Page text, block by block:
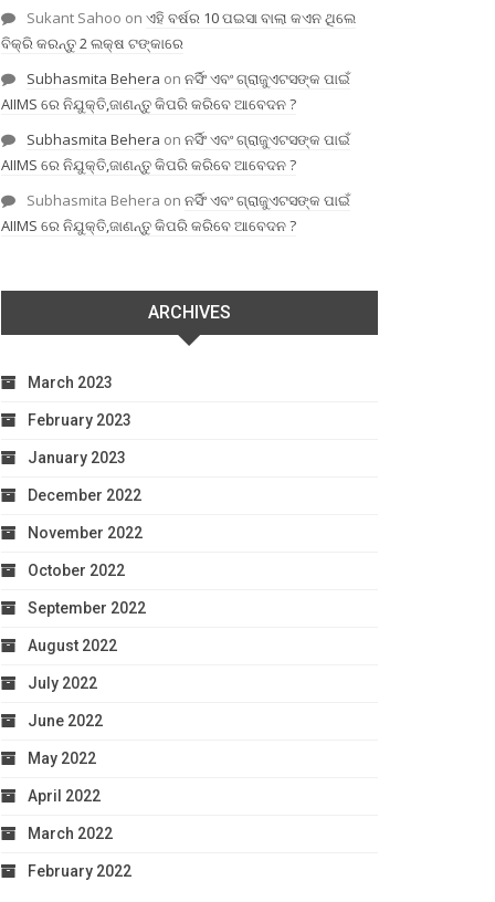
Sukant Sahoo on ଏହି ବର୍ଷର 10 ପଇସା ବାଲା କଏନ ଥିଲେ
ବିକ୍ରି କରନ୍ତୁ 2 ଲକ୍ଷ ଟଙ୍କାରେ
Subhasmita Behera on ନର୍ସିଂ ଏବଂ ଗ୍ରାଜୁଏଟସଙ୍କ ପାଇଁ
AIIMS ରେ ନିଯୁକ୍ତି,ଜାଣନ୍ତୁ କିପରି କରିବେ ଆବେଦନ ?
Subhasmita Behera on ନର୍ସିଂ ଏବଂ ଗ୍ରାଜୁଏଟସଙ୍କ ପାଇଁ
AIIMS ରେ ନିଯୁକ୍ତି,ଜାଣନ୍ତୁ କିପରି କରିବେ ଆବେଦନ ?
Subhasmita Behera on ନର୍ସିଂ ଏବଂ ଗ୍ରାଜୁଏଟସଙ୍କ ପାଇଁ
AIIMS ରେ ନିଯୁକ୍ତି,ଜାଣନ୍ତୁ କିପରି କରିବେ ଆବେଦନ ?
ARCHIVES
March 2023
February 2023
January 2023
December 2022
November 2022
October 2022
September 2022
August 2022
July 2022
June 2022
May 2022
April 2022
March 2022
February 2022